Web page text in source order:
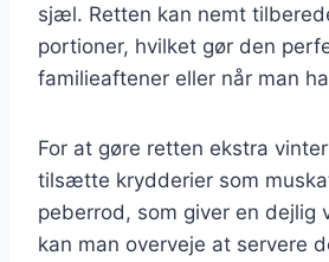
sjæl. Retten kan nemt
portioner, hvilket gør den
familieaftener eller når man
For at gøre retten ekstra
tilsætte krydderier som
peberrod, som giver en dejlig
kan man overveje at servere